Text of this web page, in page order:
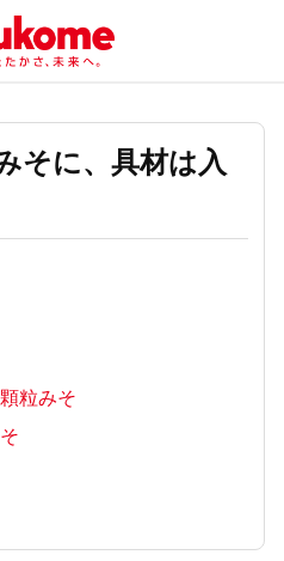
そに、具材は入
粒みそ